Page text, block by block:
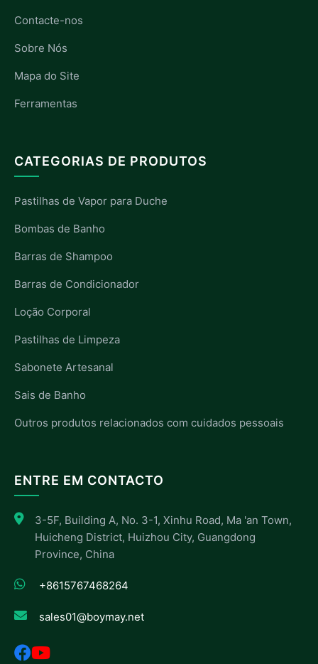
Contacte-nos
Sobre Nós
Mapa do Site
Ferramentas
CATEGORIAS DE PRODUTOS
Pastilhas de Vapor para Duche
Bombas de Banho
Barras de Shampoo
Barras de Condicionador
Loção Corporal
Pastilhas de Limpeza
Sabonete Artesanal
Sais de Banho
Outros produtos relacionados com cuidados pessoais
ENTRE EM CONTACTO
3-5F, Building A, No. 3-1, Xinhu Road, Ma 'an Town,
Huicheng District, Huizhou City, Guangdong
Province, China
+8615767468264
sales01@boymay.net